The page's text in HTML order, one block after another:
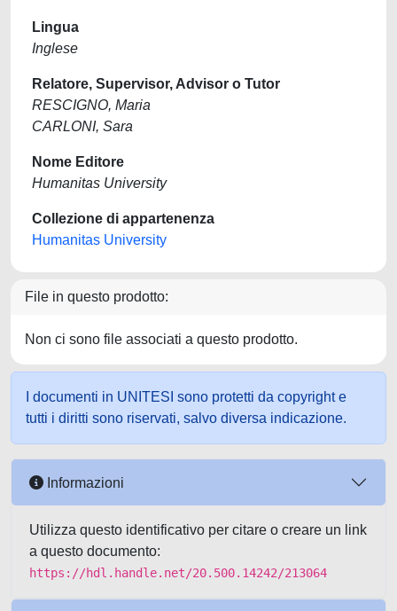
Lingua
Inglese
Relatore, Supervisor, Advisor o Tutor
RESCIGNO, Maria
CARLONI, Sara
Nome Editore
Humanitas University
Collezione di appartenenza
Humanitas University
File in questo prodotto:
Non ci sono file associati a questo prodotto.
I documenti in UNITESI sono protetti da copyright e
tutti i diritti sono riservati, salvo diversa indicazione.
Informazioni
Utilizza questo identificativo per citare o creare un link
a questo documento:
https://hdl.handle.net/20.500.14242/213064